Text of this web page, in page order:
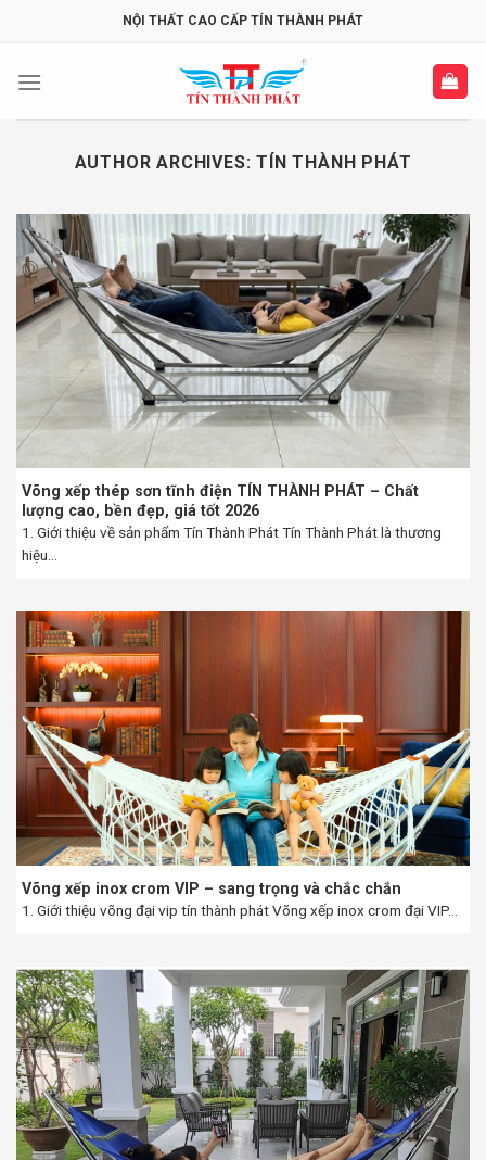
NỘI THẤT CAO CẤP TÍN THÀNH PHÁT
AUTHOR ARCHIVES:TÍN THÀNH PHÁT
Võng xếp thép sơn tĩnh điện TÍN THÀNH PHÁT – Chất
lượng cao, bền đẹp, giá tốt 2026
1. Giới thiệu về sản phẩm Tín Thành Phát Tín Thành Phát là thương
hiệu...
Võng xếp inox crom VIP – sang trọng và chắc chắn
1. Giới thiệu võng đại vip tín thành phát Võng xếp inox crom đại VIP...